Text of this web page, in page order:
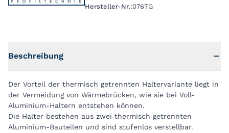
Hersteller-Nr.:076TG
Beschreibung
Der Vorteil der thermisch getrennten Haltervariante liegt in
der Vermeidung von Wärmebrücken, wie sie bei Voll-
Aluminium-Haltern entstehen können.
Die Halter bestehen aus zwei thermisch getrennten
Aluminium-Bauteilen und sind stufenlos verstellbar.